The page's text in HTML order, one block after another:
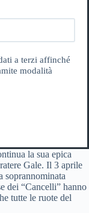
a terzi affinché
modalità
la sua epica
Gale. Il 3 aprile
soprannominata
dei “Cancelli” hanno
tutte le ruote del